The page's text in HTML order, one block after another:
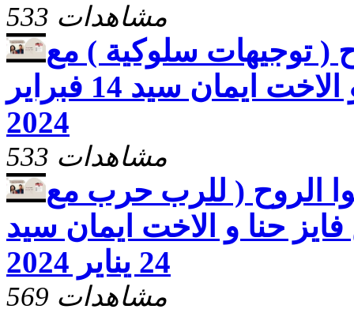
533 مشاهدات
( توجيهات سلوكية ) مع
القس فايز حنا و الاخت ايمان سيد 14 فبراير
2024
533 مشاهدات
الروح ( للرب حرب مع
حنا و الاخت ايمان سيد
24 يناير 2024
569 مشاهدات